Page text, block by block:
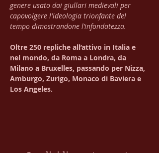
genere usato dai giullari medievali per
capovolgere l'ideologia trionfante del
tempo dimostrandone l’infondatezza.
Oltre 250 repliche all’attivo in Italia e
nel mondo, da Roma a Londra, da
Milano a Bruxelles, passando per Nizza,
Amburgo, Zurigo, Monaco di Baviera e
Los Angeles.